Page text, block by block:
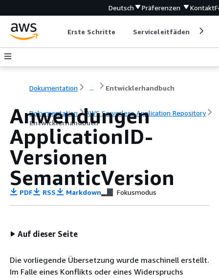
Deutsch Präferenzen Kontakt
Erste Schritte Serviceleitfäden
Dokumentation ... Entwicklerhandbuch
Dokumentation
AWS Serverless Application Repository
Entwicklerhandbuch
Anwendungen
ApplicationID-
Versionen
SemanticVersion
PDF RSS Markdown Fokusmodus
Auf dieser Seite
Die vorliegende Übersetzung wurde maschinell erstellt.
Im Falle eines Konflikts oder eines Widerspruchs